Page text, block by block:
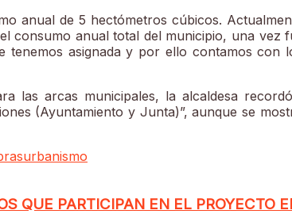
anual de 5 hectómetros cúbicos.
consumo anual total del municipio, una
asignada y por ello contamos con
las arcas municipales, la alcaldesa
(Ayuntamiento y Junta)”, aunque se
urbanismo
QUE PARTICIPAN EN EL PROYECTO